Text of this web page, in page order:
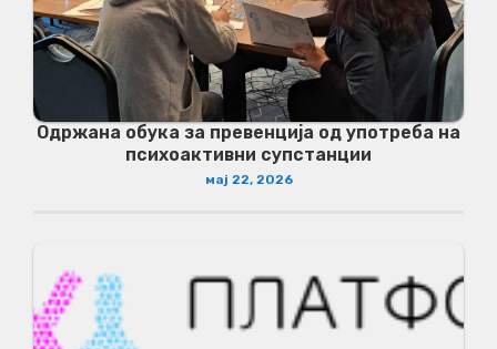
Одржана обука за превенција од употреба на
психоактивни супстанции
мај 22, 2026